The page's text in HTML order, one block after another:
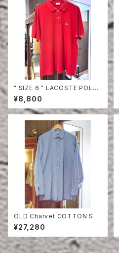
" SIZE 6 " LACOSTE POLO
SHIRT RED
¥8,800
OLD Charvet COTTON SHI
RT
¥27,280